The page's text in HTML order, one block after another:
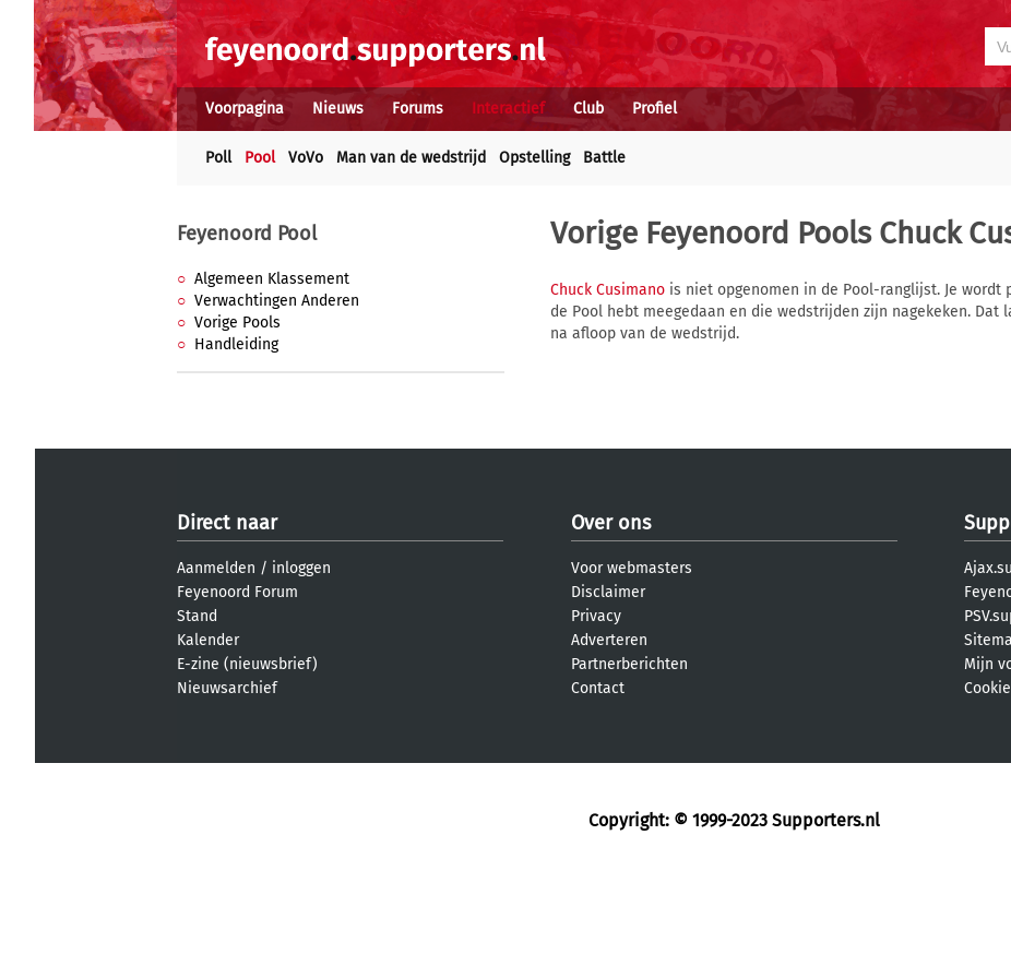
Voorpagina Nieuws Forums Interactief Club Profiel
Poll Pool VoVo Man van de wedstrijd Opstelling Battle
Feyenoord Pool
Algemeen Klassement
Verwachtingen Anderen
Vorige Pools
Handleiding
Vorige Feyenoord Pools Chuck
Chuck Cusimano is niet opgenomen in de Pool-ranglijst. Je
de Pool hebt meegedaan en die wedstrijden zijn nagekeken.
na afloop van de wedstrijd.
Direct naar
Aanmelden / inloggen
Feyenoord Forum
Stand
Kalender
E-zine (nieuwsbrief)
Nieuwsarchief
Over ons
Voor webmasters
Disclaimer
Privacy
Adverteren
Partnerberichten
Contact
Mijn
Copyright: © 1999-2023 Supporters.nl